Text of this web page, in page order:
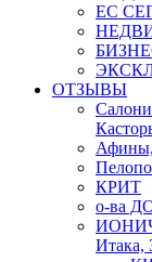
ЕС
ОТЗЫВЫ
КРИТ
о-ва
Итака,